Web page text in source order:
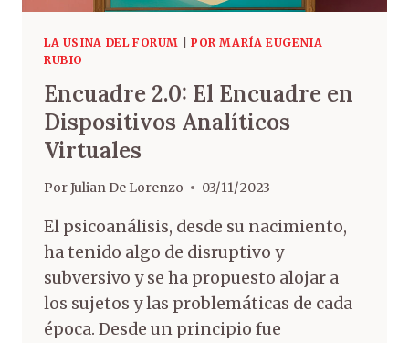
LA USINA DEL FORUM
POR MARÍA EUGENIA
RUBIO
Encuadre 2.0: El Encuadre en
Dispositivos Analíticos
Virtuales
PorJulian De Lorenzo 03/11/2023
El psicoanálisis, desde su nacimiento,
ha tenido algo de disruptivo y
subversivo y se ha propuesto alojar a
los sujetos y las problemáticas de cada
época. Desde un principio fue